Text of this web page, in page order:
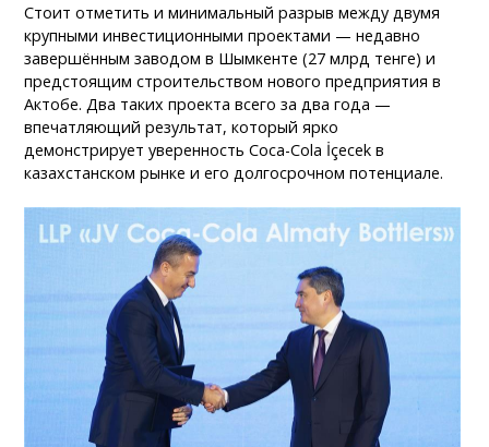
Стоит отметить и минимальный разрыв между двумя
крупными инвестиционными проектами — недавно
завершённым заводом в Шымкенте (27 млрд тенге) и
предстоящим строительством нового предприятия в
Актобе. Два таких проекта всего за два года —
впечатляющий результат, который ярко
демонстрирует уверенность Coca-Cola İçecek в
казахстанском рынке и его долгосрочном потенциале.